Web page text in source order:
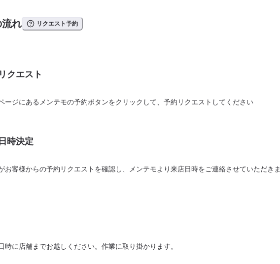
れ リクエスト予約
クエスト
ージにあるメンテモの予約ボタンをクリックして、予約リクエストしてください
時決定
お客様からの予約リクエストを確認し、メンテモより来店日時をご連絡させていただきま
時に店舗までお越しください。作業に取り掛かります。